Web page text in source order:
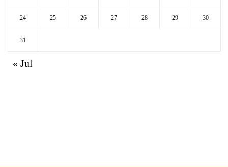
24 25 26 27 28 29 30
31
« Jul